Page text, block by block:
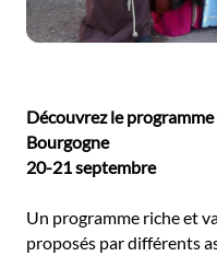
Découvrez le
Bourgogne
20-21 septembre
Un programme riche et
proposés par différents